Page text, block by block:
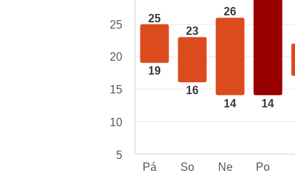
25
19
23
16
26
14 14
25
20
15
10
5
Pá
So Ne Po